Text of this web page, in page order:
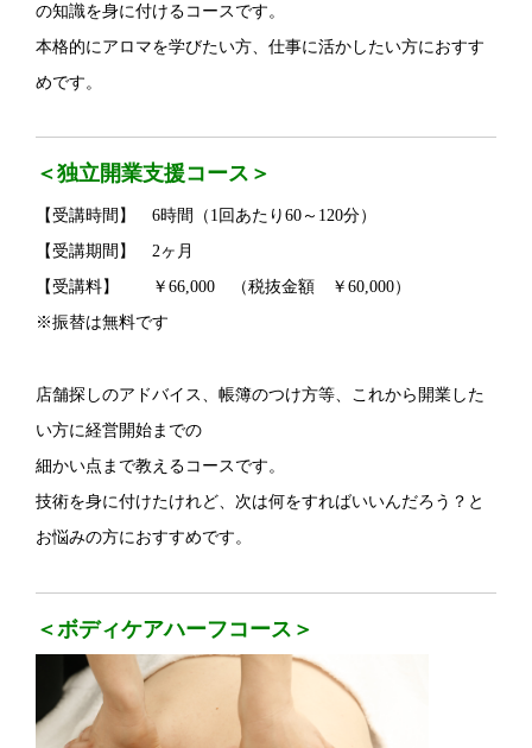
の知識を身に付けるコースです。
本格的にアロマを学びたい方、仕事に活かしたい方におすす
めです。
＜独立開業支援コース＞
【受講時間】 6時間（1回あたり60～120分）
【受講期間】 2ヶ月
【受講料】 ￥66,000 （税抜金額 ￥60,000）
※振替は無料です
店舗探しのアドバイス、帳簿のつけ方等、これから開業した
い方に経営開始までの
細かい点まで教えるコースです。
技術を身に付けたけれど、次は何をすればいいんだろう？と
お悩みの方におすすめです。
＜ボディケアハーフコース＞